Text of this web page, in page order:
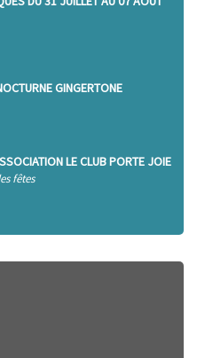
GINGERTONE
LE CLUB PORTE JOIE
fêtes